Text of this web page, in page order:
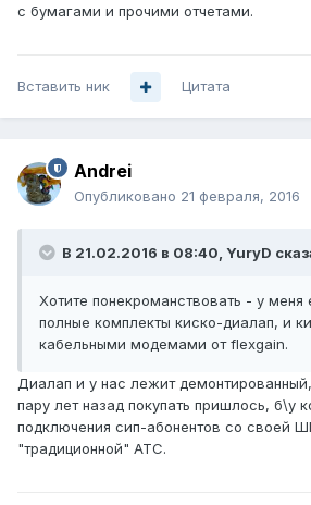
с бумагами и прочими отчетами.
Вставить ник Цитата
Andrei
Опубликовано 21 февраля, 2016
В 21.02.2016 в 08:40, YuryD
Хотите понекроманствовать - у меня
полные комплекты киско-диалап, и
кабельными модемами от flexgain.
Диалап и у нас лежит
пару лет назад покупать пришлось, б\у
подключения сип-абонентов со своей
"традиционной" АТС.